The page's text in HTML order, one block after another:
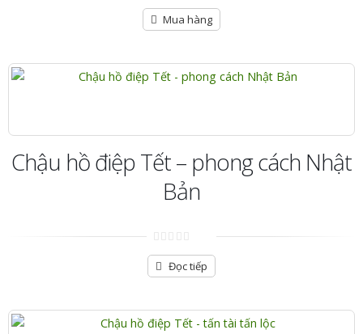
5
Mua hàng
Chậu hồ điệp Tết – phong cách Nhật
Bản
0
out
of
Đọc tiếp